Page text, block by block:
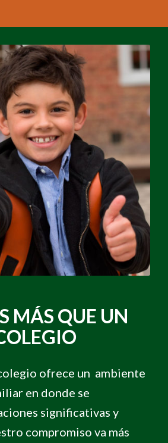
MÁS QUE UN
ofrece un ambiente
en donde se
significativas y
compromiso va más